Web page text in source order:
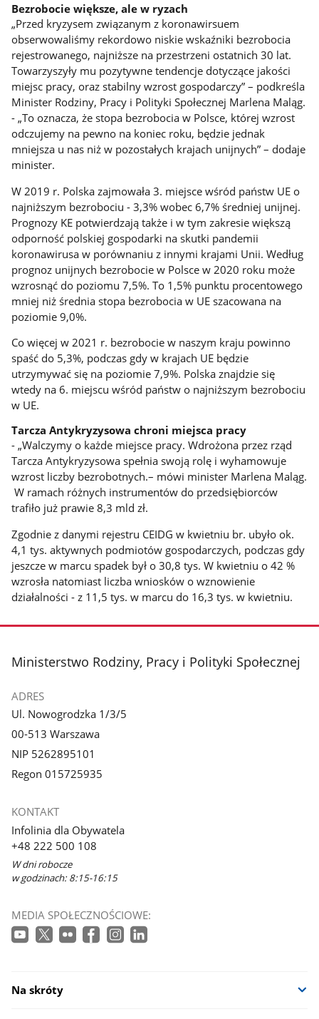
Bezrobocie większe, ale w ryzach
„Przed kryzysem związanym z koronawirsuem
obserwowaliśmy rekordowo niskie wskaźniki bezrobocia
rejestrowanego, najniższe na przestrzeni ostatnich 30 lat.
Towarzyszyły mu pozytywne tendencje dotyczące jakości
miejsc pracy, oraz stabilny wzrost gospodarczy” – podkreśla
Minister Rodziny, Pracy i Polityki Społecznej Marlena Maląg.
- „To oznacza, że stopa bezrobocia w Polsce, której wzrost
odczujemy na pewno na koniec roku, będzie jednak
mniejsza u nas niż w pozostałych krajach unijnych” – dodaje
minister.
W 2019 r. Polska zajmowała 3. miejsce wśród państw UE o
najniższym bezrobociu - 3,3% wobec 6,7% średniej unijnej.
Prognozy KE potwierdzają także i w tym zakresie większą
odporność polskiej gospodarki na skutki pandemii
koronawirusa w porównaniu z innymi krajami Unii. Według
prognoz unijnych bezrobocie w Polsce w 2020 roku może
wzrosnąć do poziomu 7,5%. To 1,5% punktu procentowego
mniej niż średnia stopa bezrobocia w UE szacowana na
poziomie 9,0%.
Co więcej w 2021 r. bezrobocie w naszym kraju powinno
spaść do 5,3%, podczas gdy w krajach UE będzie
utrzymywać się na poziomie 7,9%. Polska znajdzie się
wtedy na 6. miejscu wśród państw o najniższym bezrobociu
w UE.
Tarcza Antykryzysowa chroni miejsca pracy
- „Walczymy o każde miejsce pracy. Wdrożona przez rząd
Tarcza Antykryzysowa spełnia swoją rolę i wyhamowuje
wzrost liczby bezrobotnych.– mówi minister Marlena Maląg.
W ramach różnych instrumentów do przedsiębiorców
trafiło już prawie 8,3 mld zł.
Zgodnie z danymi rejestru CEIDG w kwietniu br. ubyło ok.
4,1 tys. aktywnych podmiotów gospodarczych, podczas gdy
jeszcze w marcu spadek był o 30,8 tys. W kwietniu o 42 %
wzrosła natomiast liczba wniosków o wznowienie
działalności - z 11,5 tys. w marcu do 16,3 tys. w kwietniu.
stopka
Ministerstwo Rodziny, Pracy i Polityki Społecznej
ADRES
Ul. Nowogrodzka 1/3/5
00-513 Warszawa
NIP 5262895101
Regon 015725935
KONTAKT
Infolinia dla Obywatela
+48 222 500 108
W dni robocze
w godzinach: 8:15-16:15
MEDIA SPOŁECZNOŚCIOWE:
Na skróty